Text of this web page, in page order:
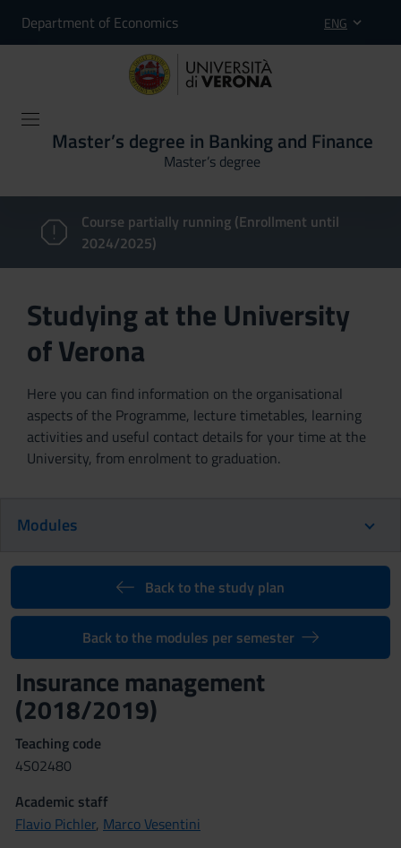
Department of Economics ENG
Master’s degree in Banking and Finance
Master’s degree
Course partially running (Enrollment until
2024/2025)
Studying at the University
of Verona
Here you can find information on the organisational
aspects of the Programme, lecture timetables, learning
activities and useful contact details for your time at the
University, from enrolment to graduation.
Modules
Back to the study plan
Back to the modules per semester
Insurance management
(2018/2019)
Teaching code
4S02480
Academic staff
Flavio Pichler, Marco Vesentini